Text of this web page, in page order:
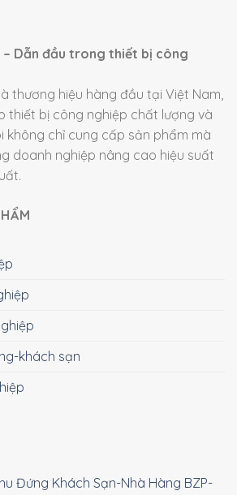
Dẫn đầu trong thiết bị công
thương hiệu hàng đầu tại Việt Nam,
thiết bị công nghiệp chất lượng và
không chỉ cung cấp sản phẩm mà
doanh nghiệp nâng cao hiệu suất
khách sạn
Đứng Khách Sạn-Nhà Hàng BZP-